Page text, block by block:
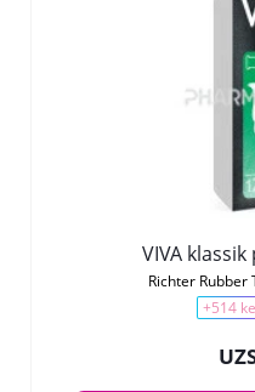
VIVA
Richter Rubber
+514